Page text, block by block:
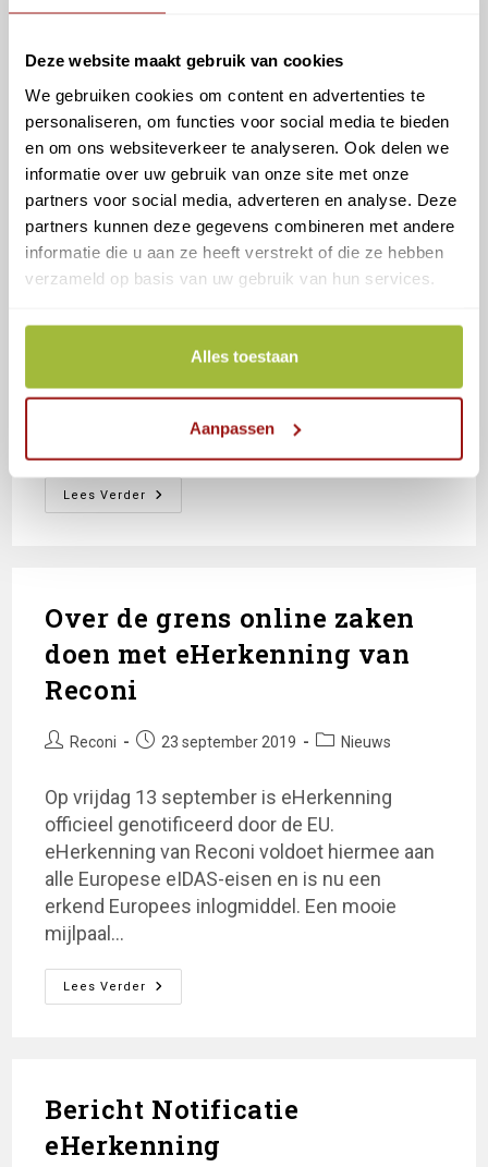
Deze website maakt gebruik van cookies
We gebruiken cookies om content en advertenties te
personaliseren, om functies voor social media te bieden
en om ons websiteverkeer te analyseren. Ook delen we
informatie over uw gebruik van onze site met onze
partners voor social media, adverteren en analyse. Deze
partners kunnen deze gegevens combineren met andere
informatie die u aan ze heeft verstrekt of die ze hebben
verzameld op basis van uw gebruik van hun services.
Alles toestaan
Aanpassen
Lees volledige…
Lees VerderPersbericht
Inzake
Afsluiten
Eigen
Inlogmethode
Ketenmachtigingen door
eenmanszaken
BerichtReconi
Bericht
op:
13 oktober 2019 Berichtcategorie:
Nieuws
Per 1 november is het nog niet mogelijk voor
eenmanszaken om aan een intermediair een
ketenmachtiging af te geven t.b.v. het
Lees Verder
Ketenmachtigingen
Door
Over de grens online zaken
doen met eHerkenning van
Reconi
BerichtReconi
Bericht23 september 2019 Berichtcategorie:
Nieuws
Op vrijdag 13 september is eHerkenning
officieel genotificeerd door de EU.
eHerkenning van Reconi voldoet hiermee aan
alle Europese eIDAS-eisen en is nu een
erkend Europees inlogmiddel. Een mooie
mijlpaal…
Lees Verder
Over
De
Van
Reconi
Bericht Notificatie
eHerkenning